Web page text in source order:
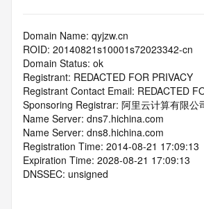
Domain Name: qyjzw.cn
ROID: 20140821s10001s72023342-cn
Domain Status: ok
Registrant: REDACTED FOR PRIVACY
Registrant Contact Email: REDACTED
Sponsoring Registrar: 阿里云计算有限公
Name Server: dns7.hichina.com
Name Server: dns8.hichina.com
Registration Time: 2014-08-21 17:09:13
Expiration Time: 2028-08-21 17:09:13
DNSSEC: unsigned